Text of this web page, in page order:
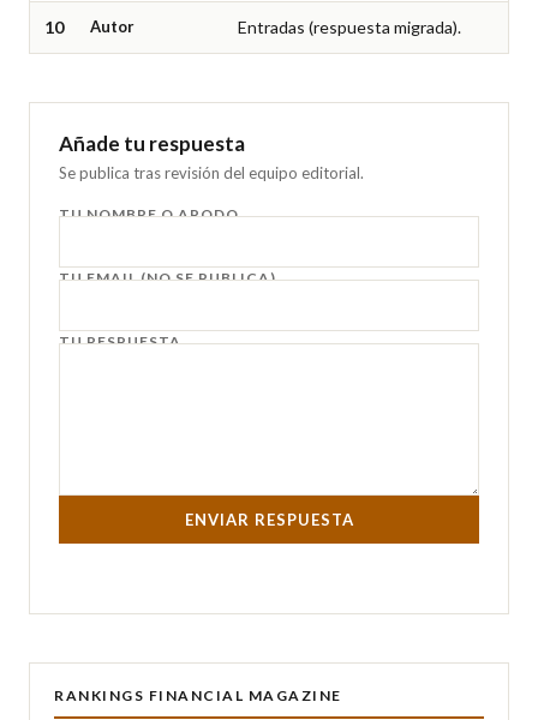
10 Autor Entradas (respuesta migrada).
Añade tu respuesta
Se publica tras revisión del equipo editorial.
TU NOMBRE O APODO
TU EMAIL (NO SE PUBLICA)
TU RESPUESTA
ENVIAR RESPUESTA
RANKINGS FINANCIAL MAGAZINE